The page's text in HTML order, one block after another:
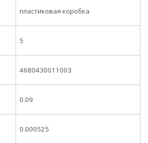
пластиковая коробка
5
4680430011003
0.09
0.000525